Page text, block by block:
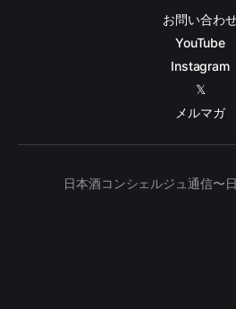
お問い合わ
YouTube
Instagram
𝕏
メルマガ
日本酒コンシェルジュ通信〜